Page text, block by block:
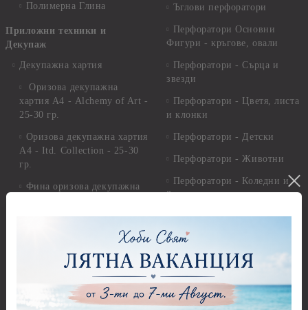
Полимерна Глина
Приложни техники и
Декупаж
Декупажна хартия
Оризова декупажна
хартия А4 - Alchemy of Art -
25-30 гр.
Оризова декупажна хартия
А4 - Itd. Collection - 25-30
гр.
Фина оризова декупажна
29.см. - 28гр.
Декупажна хартия - Други
Антични пасти
Грунд, Основи, Релефни
Ъглови перфоратори
Перфоратори Основни
Фигури - кръгове, овали
Перфоратори - Сърца и
звезди
Перфоратори - Цветя, листа
и клонки
Перфоратори - Детски
Перфоратори - Животни
Перфоратори - Коледни и
Зимни
Рисуване
Грунд и почистващи
разтвори
Платна за рисуване
Стативи и поставки